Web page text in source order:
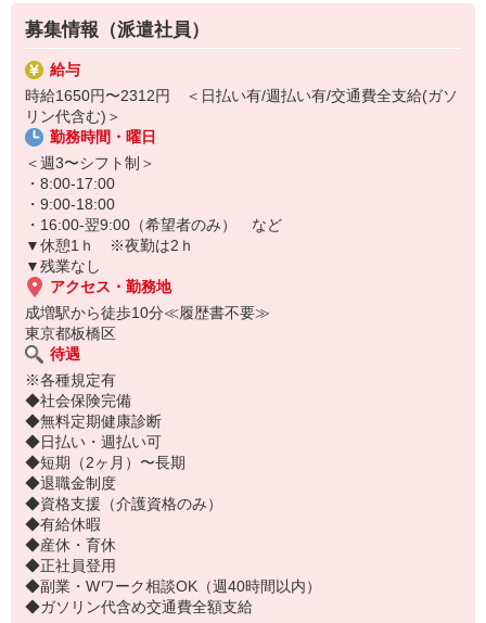
・マンション内の巡回
・車イスの移動や食事などの生活介助
・入居者様の生活相談 など
まるでオープニングのような馴染みやすさがあり、スタッフ同士の
派閥やギスギス感もなく、人間関係のストレスなく働けるのが魅力
の職場です！
今の職場に悩んでいる方も大歓迎◎
お気軽にご応募ください！
募集情報（派遣社員）
給与
時給1650円〜2312円 ＜日払い有/週払い有/交通費全支給(ガソ
リン代含む)＞
勤務時間・曜日
＜週3〜シフト制＞
・8:00-17:00
・9:00-18:00
・16:00-翌9:00（希望者のみ） など
▼休憩1ｈ ※夜勤は2ｈ
▼残業なし
アクセス・勤務地
成増駅から徒歩10分≪履歴書不要≫
東京都板橋区
待遇
※各種規定有
◆社会保険完備
◆無料定期健康診断
◆日払い・週払い可
◆短期（2ヶ月）〜長期
◆退職金制度
◆資格支援（介護資格のみ）
◆有給休暇
◆産休・育休
◆正社員登用
◆副業・Wワーク相談OK（週40時間以内）
◆ガソリン代含め交通費全額支給